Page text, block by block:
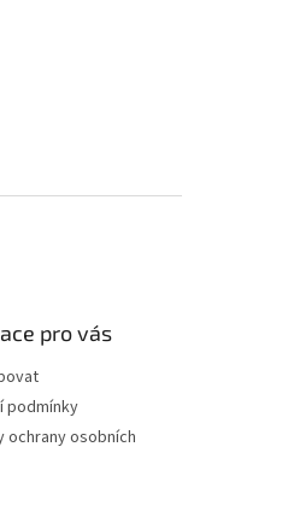
pro vás
podmínky
ochrany osobních